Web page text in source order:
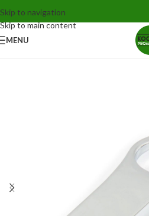
Skip to navigation
Skip to main content
MENU